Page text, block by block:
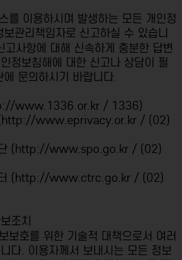
를 이용하시며 발생하는 모든 개인정
관리책임자로 신고하실 수 있습니
고사항에 대해 신속하게 충분한 답변
정보침해에 대한 신고나 상담이 필
문의하시기 바랍니다.
www.1336.or.kr / 1336)
(http://www.eprivacy.or.kr / (02)
단 (http://www.spo.go.kr / (02)
터 (http://www.ctrc.go.kr / (02)
조치
보호를 위한 기술적 대책으로서 여러
다. 이용자께서 보내시는 모든 정보